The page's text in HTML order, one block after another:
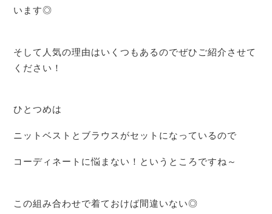
います◎
そして人気の理由はいくつもあるのでぜひご紹介させて
ください！
ひとつめは
ニットベストとブラウスがセットになっているので
コーディネートに悩まない！というところですね～
この組み合わせで着ておけば間違いない◎